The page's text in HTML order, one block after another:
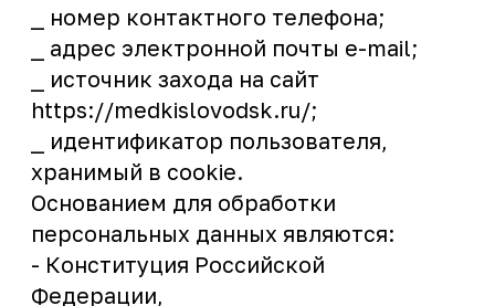
телекоммуникационной сети, включая
сбор, запись, систематизацию,
накопление, хранение, уточнение
(обновление, изменение), извлечение,
использование, обезличивание,
блокирование, удаление,
уничтожение персональных данных, в
том числе с использованием
интернет-сервиса, а также
неавтоматизированной (смешанный
тип обработки).
Я осознанно выражаю свое согласие
на осуществление медицинским
центром любых действий в отношении